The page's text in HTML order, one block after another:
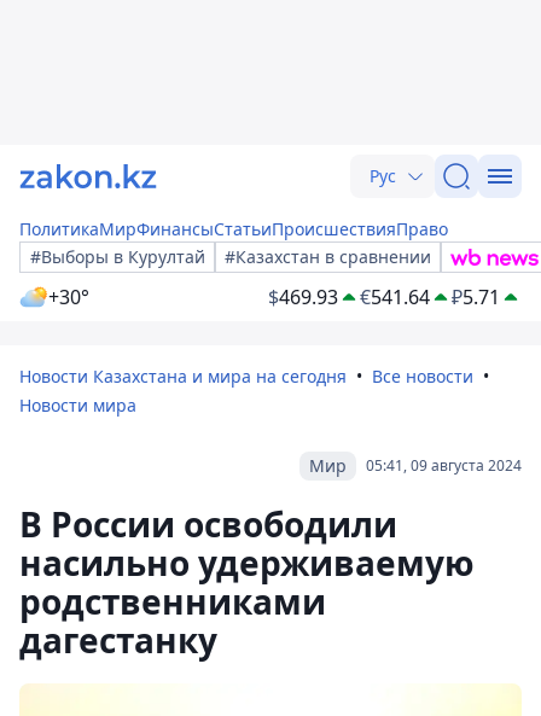
Рус
ПолитикаМирФинансыСтатьиПроисшествияПраво
#Выборы в Курултай
#Казахстан в сравнении
+30° $469.93 €541.64 ₽5.71
Новости Казахстана и мира на сегодня
Все новости
Новости мира
05:41, 09 августа 2024
Мир
В России освободили
насильно удерживаемую
родственниками
дагестанку